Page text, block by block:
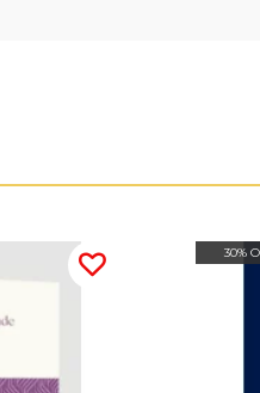
30%